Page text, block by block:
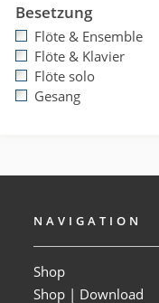
Besetzung
Flöte & Ensemble
Flöte & Klavier
Flöte solo
Gesang
NAVIGATION
Shop
Shop | Download